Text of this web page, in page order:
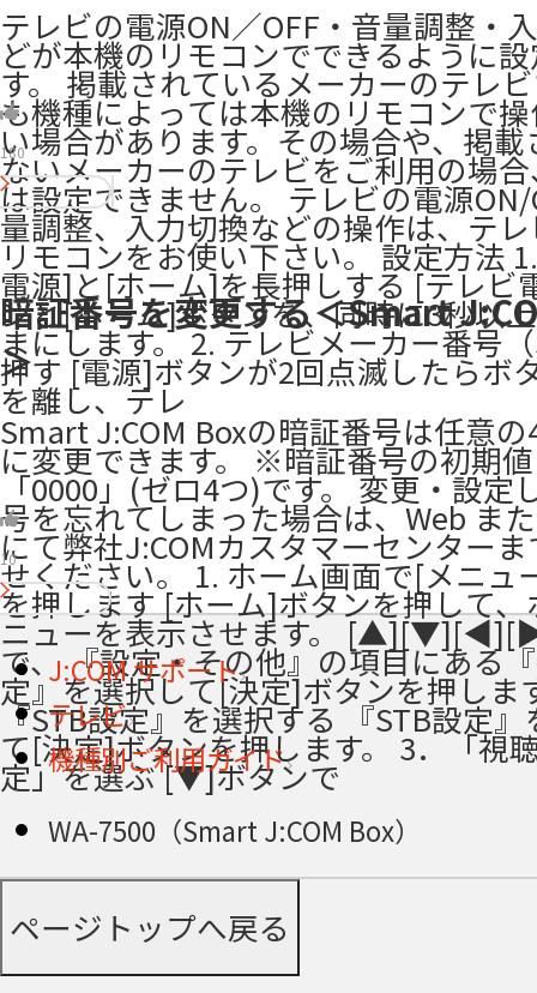
テレビの電源ON／OFF・音量調整・
どが本機のリモコンでできるように
す。 掲載されているメーカーのテレ
も機種によっては本機のリモコンで
い場合があります。その場合や、掲載
ないメーカーのテレビをご利用の場
は設定できません。 テレビの電源
量調整、入力切換などの操作は、テ
リモコンをお使い下さい。 設定方法
電源]と[ホーム]を長押しする [テレビ
ンと[ホーム]ボタンを、同時に3秒以
まにします。 2. テレビメーカー番号
押す [電源]ボタンが2回点滅したらボ
を離し、テレ
180
暗証番号を変更する＜Smart
＞
Smart J:COM Boxの暗証番号は任意
に変更できます。 ※暗証番号の初期
「0000」(ゼロ4つ)です。 変更・設定
号を忘れてしまった場合は、Web ま
にて弊社J:COMカスタマーセンター
せください。 1. ホーム画面で[メニュ
を押します [ホーム]ボタンを押して、
ニューを表示させます。
で、 『設定・その他』の項目にある
定』を選択して[決定]ボタンを押しま
『STB設定』を選択する 『STB設定
て[決定]ボタンを押します。 3．「視
定」を選ぶ [▼]ボタンで
10
J:COM サポート
テレビ
機種別ご利用ガイド
WA-7500（Smart J:COM Box）
ページトップへ戻る